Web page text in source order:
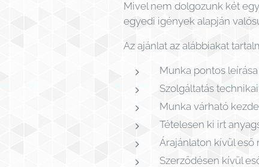
Mivel nem dolgozunk két
egyedi igények alapján
Az ajánlat az alábbiakat
Munka pontos
Szolgáltatás
Munka várható
Tételesen ki irt
Árajánlaton kívül eső
Szerződésen kívül